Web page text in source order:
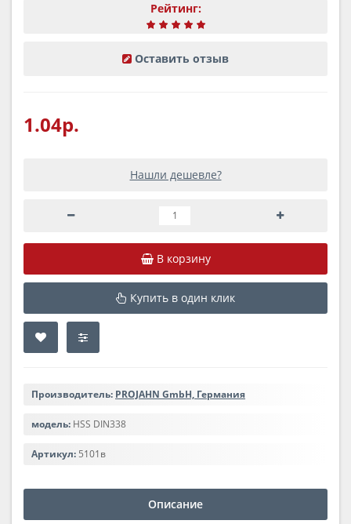
Рейтинг:
Оставить отзыв
1.04р.
Нашли дешевле?
В корзину
Купить в один клик
Производитель: PROJAHN GmbH, Германия
модель: HSS DIN338
Артикул: 5101в
Описание